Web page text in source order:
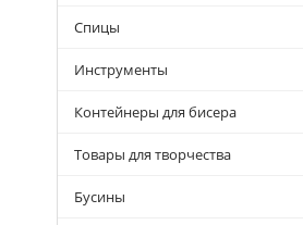
Спицы
Инструменты
Контейнеры для бисера
Товары для творчества
Бусины